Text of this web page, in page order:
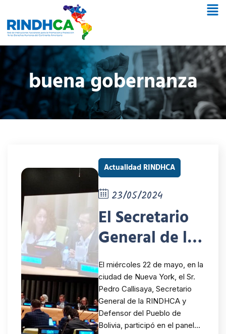
buena gobernanza
Actualidad RINDHCA
23/05/2024
El Secretario
General de la
RINDHCA
participó en
panel de alto
nivel sobre el
El miércoles 22 de mayo, en la
ciudad de Nueva York, el Sr.
Pedro Callisaya, Secretario
General de la RINDHCA y
Defensor del Pueblo de
Bolivia, participó en el panel…